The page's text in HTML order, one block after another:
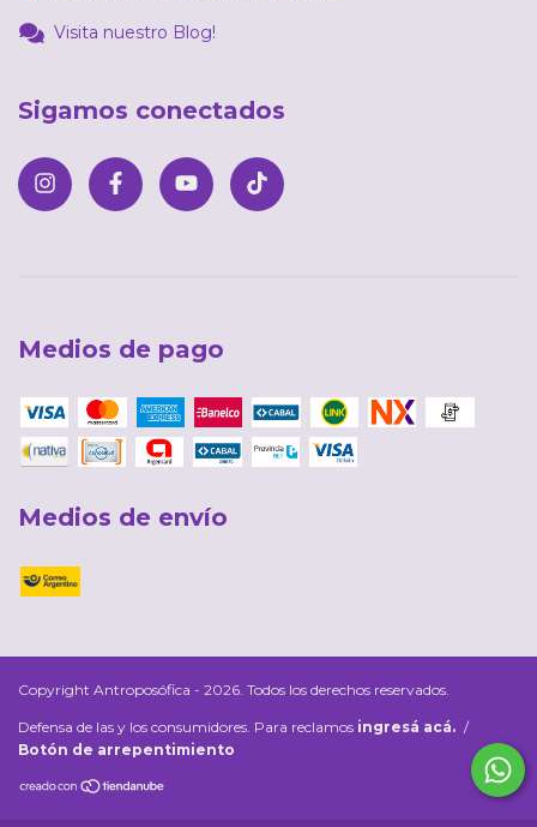
Visita nuestro Blog!
Sigamos conectados
Medios de pago
Medios de envío
Copyright Antroposófica - 2026. Todos los derechos reservados.
Defensa de las y los consumidores. Para reclamos ingresá acá. /
Botón de arrepentimiento